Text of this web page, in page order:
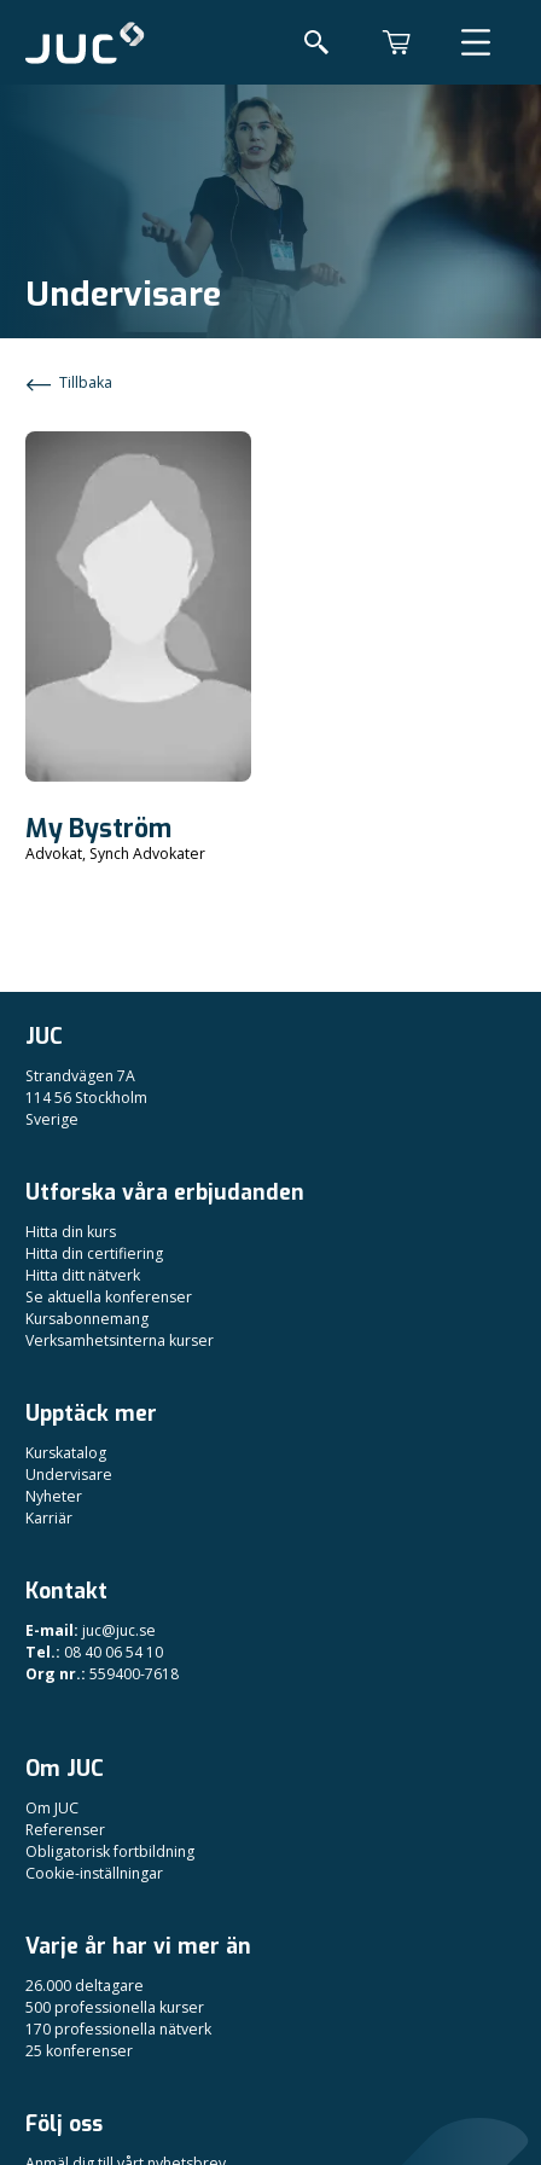
Undervisare
Tillbaka
My Byström
Advokat, Synch Advokater
JUC
Strandvägen 7A
114 56 Stockholm
Sverige
Utforska våra erbjudanden
Hitta din kurs
Hitta din certifiering
Hitta ditt nätverk
Se aktuella konferenser
Kursabonnemang
Verksamhetsinterna kurser
Upptäck mer
Kurskatalog
Undervisare
Nyheter
Karriär
Kontakt
E-mail: juc@juc.se
Tel.: 08 40 06 54 10
Org nr.: 559400-7618
Om JUC
Om JUC
Referenser
Obligatorisk fortbildning
Cookie-inställningar
Varje år har vi mer än
26.000 deltagare
500 professionella kurser
170 professionella nätverk
25 konferenser
Följ oss